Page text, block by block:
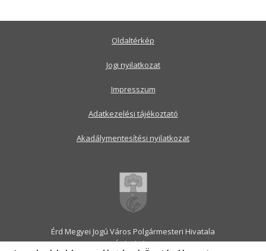
Érd Megyei Jogú Város Polgármesteri Hivatala
2030 Érd, Alsó utca 1.
Oldaltérkép
Jogi nyilatkozat
Impresszum
Adatkezelési tájékoztató
Akadálymentesítési nyilatkozat